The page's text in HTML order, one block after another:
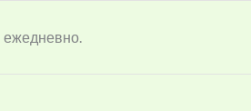
ежедневно.